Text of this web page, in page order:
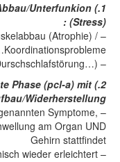
Unterfunkion
(Stress) :
(Atrophie) /
Koordinationsprobleme…
– angespannte Psyche (Zwansdenken, Durschschlafstörung…)
Phase (pcl-a) mit
Widerherstellung:
Symptome,
am Organ UND
Gehirn stattfindet
– Psychisch wieder erleichtert